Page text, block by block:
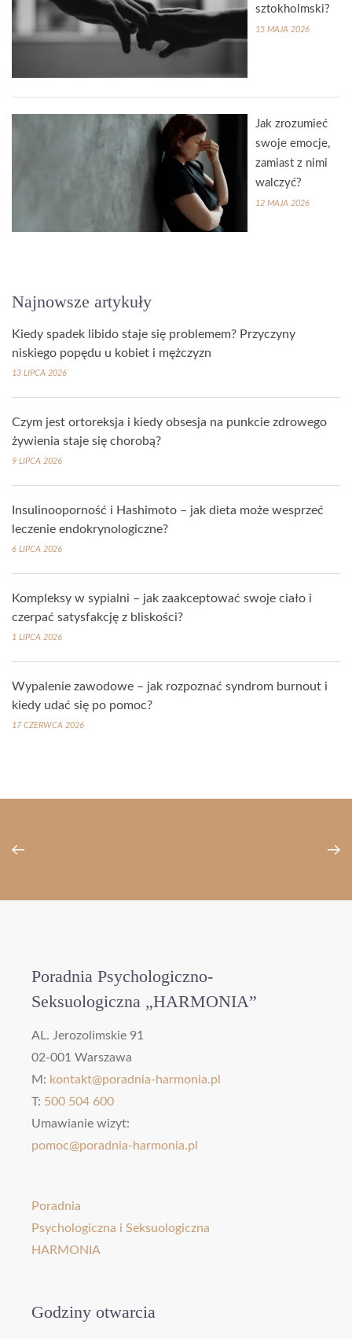
sztokholmski?
15 MAJA 2026
Jak zrozumieć
swoje emocje,
zamiast z nimi
walczyć?
12 MAJA 2026
Najnowsze artykuły
Kiedy spadek libido staje się problemem? Przyczyny
niskiego popędu u kobiet i mężczyzn
13 LIPCA 2026
Czym jest ortoreksja i kiedy obsesja na punkcie zdrowego
żywienia staje się chorobą?
9 LIPCA 2026
Insulinooporność i Hashimoto – jak dieta może wesprzeć
leczenie endokrynologiczne?
6 LIPCA 2026
Kompleksy w sypialni – jak zaakceptować swoje ciało i
czerpać satysfakcję z bliskości?
1 LIPCA 2026
Wypalenie zawodowe – jak rozpoznać syndrom burnout i
kiedy udać się po pomoc?
17 CZERWCA 2026
Poradnia Psychologiczno-
Seksuologiczna „HARMONIA”
AL. Jerozolimskie 91
02-001 Warszawa
M: kontakt@poradnia-harmonia.pl
T: 500 504 600
Umawianie wizyt:
pomoc@poradnia-harmonia.pl
Poradnia
Psychologiczna i Seksuologiczna
HARMONIA
Godziny otwarcia